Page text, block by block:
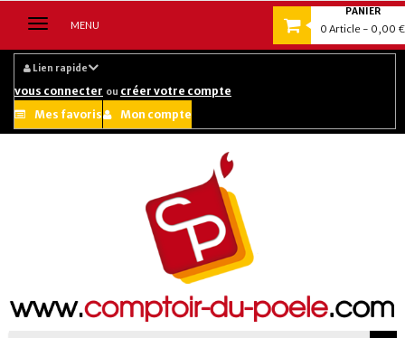
Lien rapide
vous connecter ou créer votre compte
Mes favoris
Mon compte
PANIER
0 Article - 0,00 €
Navigation
MENU